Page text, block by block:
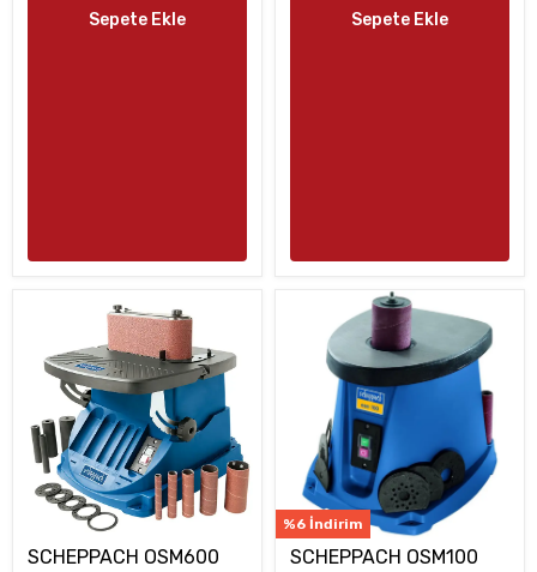
Sepete Ekle Sepete Ekle
SCHEPPACH OSM600
%6 İndirim
SCHEPPACH OSM100